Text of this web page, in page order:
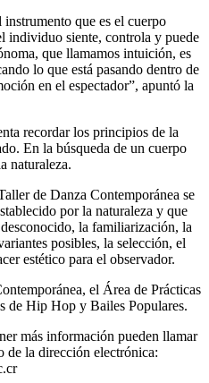
que es el cuerpo
individuo siente, controla y puede
que llamamos intuición, es
lo que está pasando dentro de
en el espectador”, apuntó la
recordar los principios de la
En la búsqueda de un cuerpo
naturaleza.
de Danza Contemporánea se
por la naturaleza y que
la familiarización, la
posibles, la selección, el
estético para el observador.
el Área de Prácticas
de Hip Hop y Bailes Populares.
más información pueden llamar
de la dirección electrónica: